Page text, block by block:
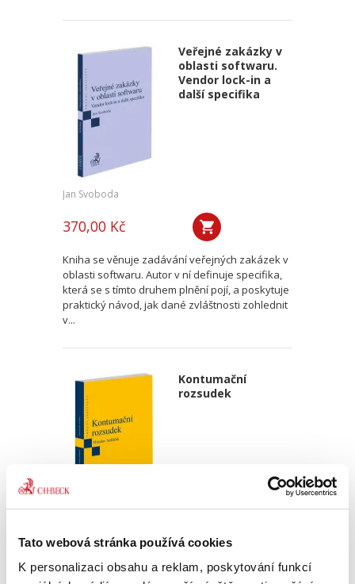
Tato webová stránka používá cookies
K personalizaci obsahu a reklam, poskytování funkcí
Veřejné zakázky v
oblasti softwaru.
Vendor lock-in a
další specifika
Jan Svoboda
370,00 Kč
Kniha se věnuje zadávání veřejných zakázek v
oblasti softwaru. Autor v ní definuje specifika,
která se s tímto druhem plnění pojí, a poskytuje
praktický návod, jak dané zvláštnosti zohlednit
v...
Kontumační
rozsudek